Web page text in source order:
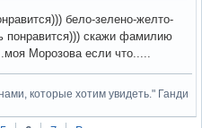
бело-зелено-желто-
скажи фамилию
Морозова если что.....
которые хотим увидеть." Ганди